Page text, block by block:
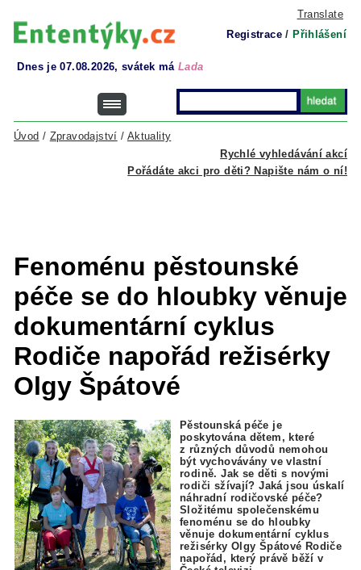
Translate
Registrace / Přihlášení
Dnes je 07.08.2026, svátek má Lada
Rychlé vyhledávání akcí
Úvod / Zpravodajství / Aktuality
Pořádáte akci pro děti? Napište nám o ní!
Fenoménu pěstounské
péče se do hloubky věnuje
dokumentární cyklus
Rodiče napořád režisérky
Olgy Špátové
Pěstounská péče je
poskytována dětem, které
z různých důvodů nemohou
být vychovávány ve vlastní
rodině. Jak se děti s novými
rodiči sžívají? Jaká jsou úskalí
náhradní rodičovské péče?
Složitému společenskému
fenoménu se do hloubky
věnuje dokumentární cyklus
režisérky Olgy Špátové Rodiče
napořád, který právě běží v